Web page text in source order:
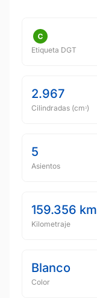
Etiqueta DGT
2.967
Cilindradas (cmᵌ)
5
Asientos
159.356 km
Kilometraje
Blanco
Color